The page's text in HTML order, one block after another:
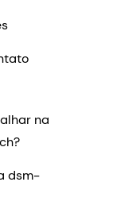
na
dsm-